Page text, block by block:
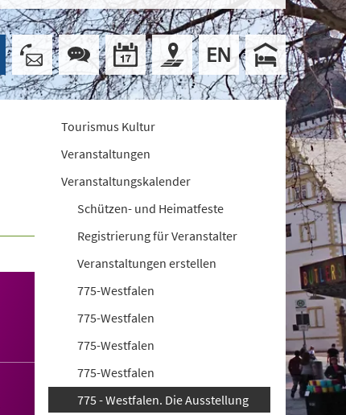
Tourismus Kultur
Veranstaltungen
Veranstaltungskalender
Schützen- und Heimatfeste
Registrierung für Veranstalter
Veranstaltungen erstellen
775-Westfalen
775-Westfalen
775-Westfalen
775-Westfalen
775 - Westfalen. Die Ausstellung